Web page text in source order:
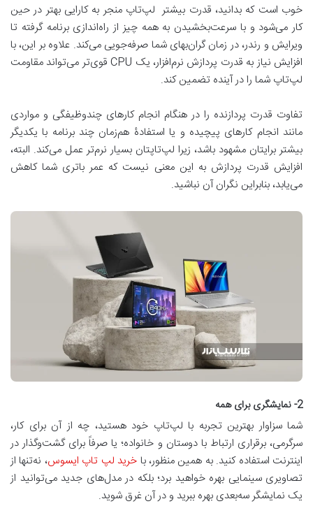
خوب است که بدانید، قدرت بیشتر لپ‌تاپ منجر به کارایی بهتر در حین
کار می‌شود و با سرعت‌بخشیدن به همه چیز از راه‌اندازی برنامه گرفته تا
ویرایش و رندر، در زمان گران‌بهای شما صرفه‌جویی می‌کند. علاوه بر این، با
افزایش نیاز به قدرت پردازش نرم‌افزار، یک CPU قوی‌تر می‌تواند مقاومت
لپ‌تاپ شما را در آینده تضمین کند.
تفاوت قدرت پردازنده را در هنگام انجام کارهای چندوظیفگی و مواردی
مانند انجام کارهای پیچیده و یا استفادۀ هم‌زمان چند برنامه با یکدیگر
بیشتر برایتان مشهود باشد، زیرا لپ‌تاپتان بسیار نرم‌تر عمل می‌کند. البته،
افزایش قدرت پردازش به این معنی نیست که عمر باتری شما کاهش
می‌یابد، بنابراین نگران آن نباشید.
2- نمایشگری برای همه
شما سزاوار بهترین تجربه با لپ‌تاپ خود هستید، چه از آن برای کار،
سرگرمی، برقراری ارتباط با دوستان و خانواده؛ یا صرفاً برای گشت‌وگذار در
اینترنت استفاده کنید. به همین منظور، با خرید لپ تاپ ایسوس، نه‌تنها از
تصاویری سینمایی بهره خواهید برد؛ بلکه در مدل‌های جدید می‌توانید از
یک نمایشگر سه‌بعدی بهره ببرید و در آن غرق شوید.